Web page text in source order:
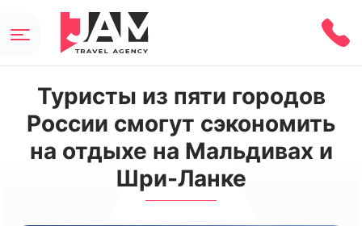
Туристы из пяти городов
России смогут сэкономить
на отдыхе на Мальдивах и
Шри-Ланке